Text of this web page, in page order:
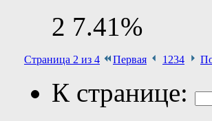
2 7.41%
Страница 2 из 4 Первая 1 234
К странице: